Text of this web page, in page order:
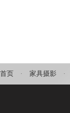
首页 · 家具摄影 ·